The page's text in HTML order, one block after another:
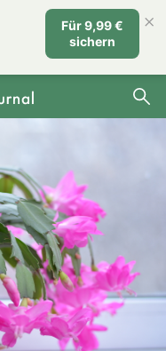
Für 9,99 €
sichern
×